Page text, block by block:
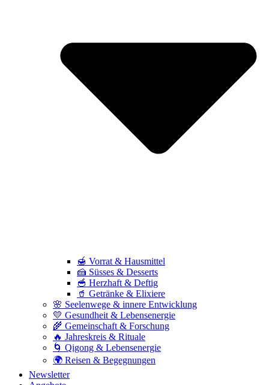
🍯 Vorrat & Hausmittel
🍰 Süsses & Desserts
🥣 Herzhaft & Deftig
🥤 Getränke & Elixiere
🌸 Seelenwege & innere Entwicklung
💛 Gesundheit & Lebensenergie
🌾 Gemeinschaft & Forschung
🔥 Jahreskreis & Rituale
🌀 Qigong & Lebensenergie
🌍 Reisen & Begegnungen
Newsletter